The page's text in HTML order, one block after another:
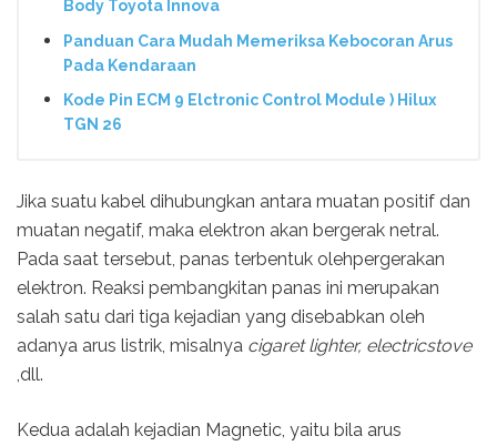
Body Toyota Innova
Panduan Cara Mudah Memeriksa Kebocoran Arus
Pada Kendaraan
Kode Pin ECM 9 Elctronic Control Module ) Hilux
TGN 26
Jika suatu kabel dihubungkan antara muatan positif dan
muatan negatif, maka elektron akan bergerak netral.
Pada saat tersebut, panas terbentuk olehpergerakan
elektron. Reaksi pembangkitan panas ini merupakan
salah satu dari tiga kejadian yang disebabkan oleh
adanya arus listrik, misalnya cigaret lighter, electricstove
,dll.
Kedua adalah kejadian Magnetic, yaitu bila arus